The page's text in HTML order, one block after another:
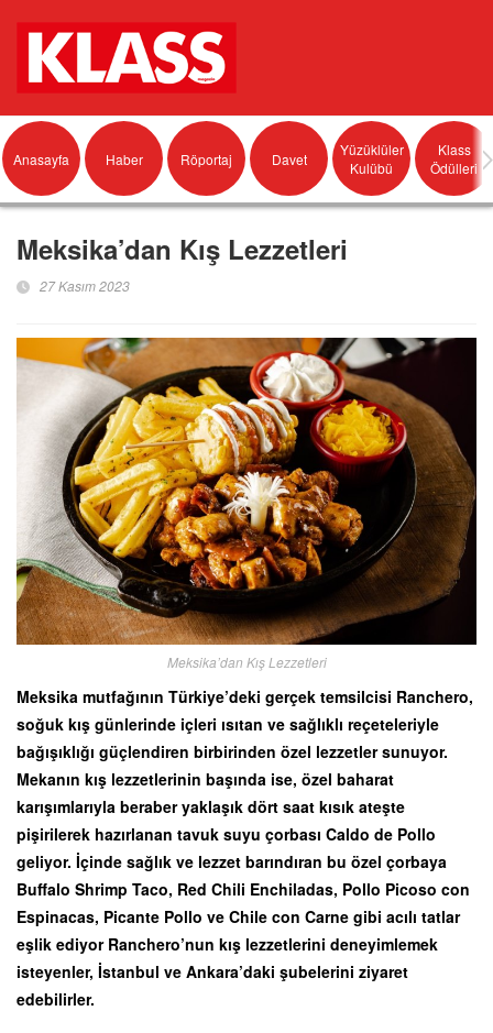
Anasayfa Haber Röportaj Davet
Yüzüklüler
Kulübü
Klass
Ödülleri
Meksika’dan Kış Lezzetleri
27 Kasım 2023
Meksika’dan Kış Lezzetleri
Meksika mutfağının Türkiye’deki gerçek temsilcisi Ranchero,
soğuk kış günlerinde içleri ısıtan ve sağlıklı reçeteleriyle
bağışıklığı güçlendiren birbirinden özel lezzetler sunuyor.
Mekanın kış lezzetlerinin başında ise, özel baharat
karışımlarıyla beraber yaklaşık dört saat kısık ateşte
pişirilerek hazırlanan tavuk suyu çorbası Caldo de Pollo
geliyor. İçinde sağlık ve lezzet barındıran bu özel çorbaya
Buffalo Shrimp Taco, Red Chili Enchiladas, Pollo Picoso con
Espinacas, Picante Pollo ve Chile con Carne gibi acılı tatlar
eşlik ediyor Ranchero’nun kış lezzetlerini deneyimlemek
isteyenler, İstanbul ve Ankara’daki şubelerini ziyaret
edebilirler.